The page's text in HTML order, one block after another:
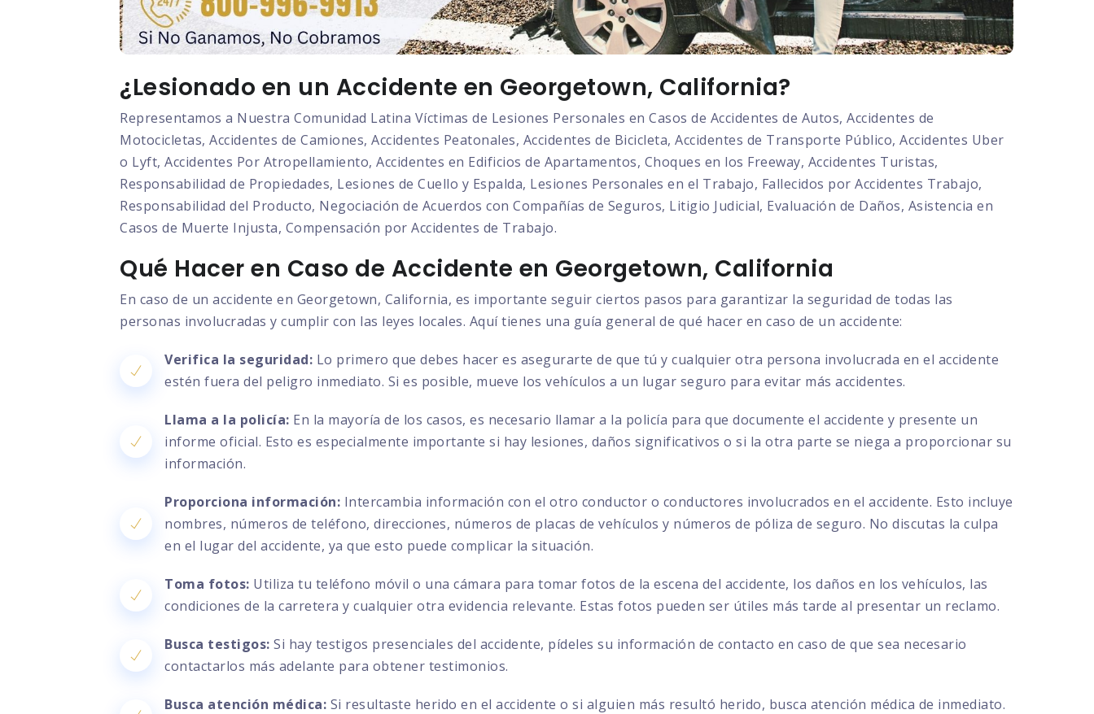
¿Lesionado en un Accidente en Georgetown, California?
Representamos a Nuestra Comunidad Latina Víctimas de Lesiones Personales en Casos de Accidentes de Autos, Accidentes de
Motocicletas, Accidentes de Camiones, Accidentes Peatonales, Accidentes de Bicicleta, Accidentes de Transporte Público, Accidentes Uber
o Lyft, Accidentes Por Atropellamiento, Accidentes en Edificios de Apartamentos, Choques en los Freeway, Accidentes Turistas,
Responsabilidad de Propiedades, Lesiones de Cuello y Espalda, Lesiones Personales en el Trabajo, Fallecidos por Accidentes Trabajo,
Responsabilidad del Producto, Negociación de Acuerdos con Compañías de Seguros, Litigio Judicial, Evaluación de Daños, Asistencia en
Casos de Muerte Injusta, Compensación por Accidentes de Trabajo.
Qué Hacer en Caso de Accidente en Georgetown, California
En caso de un accidente en Georgetown, California, es importante seguir ciertos pasos para garantizar la seguridad de todas las
personas involucradas y cumplir con las leyes locales. Aquí tienes una guía general de qué hacer en caso de un accidente:
Verifica la seguridad: Lo primero que debes hacer es asegurarte de que tú y cualquier otra persona involucrada en el accidente
estén fuera del peligro inmediato. Si es posible, mueve los vehículos a un lugar seguro para evitar más accidentes.
Llama a la policía: En la mayoría de los casos, es necesario llamar a la policía para que documente el accidente y presente un
informe oficial. Esto es especialmente importante si hay lesiones, daños significativos o si la otra parte se niega a proporcionar su
información.
Proporciona información: Intercambia información con el otro conductor o conductores involucrados en el accidente. Esto incluye
nombres, números de teléfono, direcciones, números de placas de vehículos y números de póliza de seguro. No discutas la culpa
en el lugar del accidente, ya que esto puede complicar la situación.
Toma fotos: Utiliza tu teléfono móvil o una cámara para tomar fotos de la escena del accidente, los daños en los vehículos, las
condiciones de la carretera y cualquier otra evidencia relevante. Estas fotos pueden ser útiles más tarde al presentar un reclamo.
Busca testigos: Si hay testigos presenciales del accidente, pídeles su información de contacto en caso de que sea necesario
contactarlos más adelante para obtener testimonios.
Busca atención médica: Si resultaste herido en el accidente o si alguien más resultó herido, busca atención médica de inmediato.